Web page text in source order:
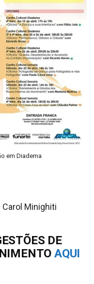
em Diadema
Minighiti
DE
AQUI